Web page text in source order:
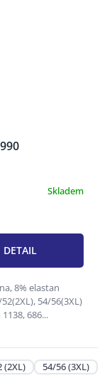
Skladem
DETAIL
8% elastan
54/56(3XL)
686...
(2XL) 54/56 (3XL)